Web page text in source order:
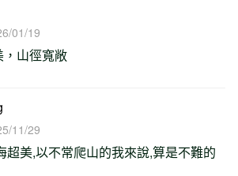
01/19
山徑寬敞
11/29
超美,以不常爬山的我來說,算是不難的